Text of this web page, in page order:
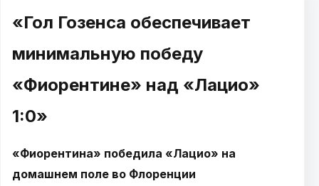
«Гол Гозенса обеспечивает
минимальную победу
«Фиорентине» над «Лацио»
1:0»
«Фиорентина» победила «Лацио» на
домашнем поле во Флоренции